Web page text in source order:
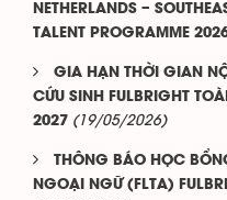
NETHERLANDS –
TALENT PROGRAMME
GIA HẠN THỜI GIAN
CỨU SINH FULBRIGHT
2027 (19/05/2026)
THÔNG BÁO HỌC
NGOẠI NGỮ (FLTA)